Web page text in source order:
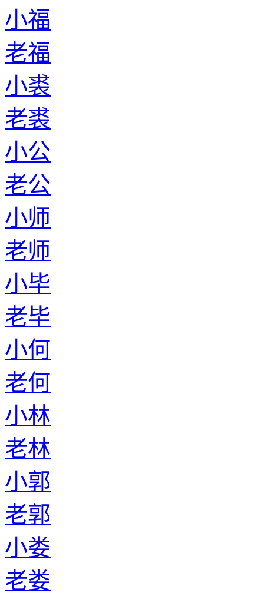
小福
老福
小裘
老裘
小公
老公
小师
老师
小毕
老毕
小何
老何
小林
老林
小郭
老郭
小娄
老娄